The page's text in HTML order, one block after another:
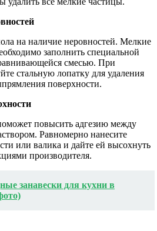
на наличие неровностей. Мелкие
заполнить специальной
смесью. При
стальную лопатку для удаления
поверхности.
повысить адгезию между
Равномерно нанесите
или валика и дайте ей высохнуть
производителя.
занавески для кухни в